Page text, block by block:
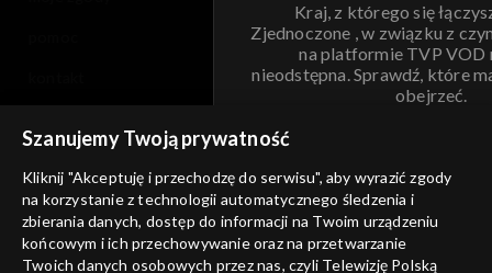
Kraj, z którego się
Zjednoczone , w związku z
na platformie TVP VOD
nieodstępna. Sprawdź, które
obejrzeć.
ANULUJ
informacje o dostawcy usług
Szanujemy Twoją prywatność
Kliknij "Akceptuję i przechodzę do serwisu", aby wyrazić zgody
na korzystanie z technologii automatycznego śledzenia i
zbierania danych, dostęp do informacji na Twoim urządzeniu
końcowym i ich przechowywanie oraz na przetwarzanie
Twoich danych osobowych przez nas, czyli Telewizję Polską